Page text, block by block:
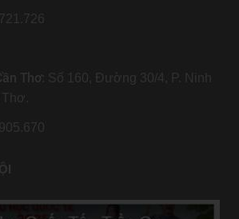
Thơ: Số 160, Đường 30/4, P. Ninh
Thơ.